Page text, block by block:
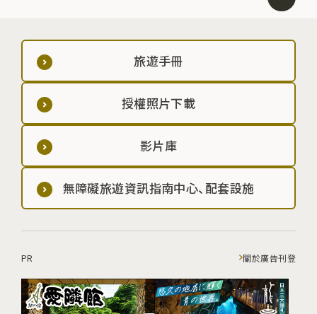
旅遊手冊
授權照片下載
影片庫
無障礙旅遊資訊指南中心、配套設施
PR 關於廣告刊登